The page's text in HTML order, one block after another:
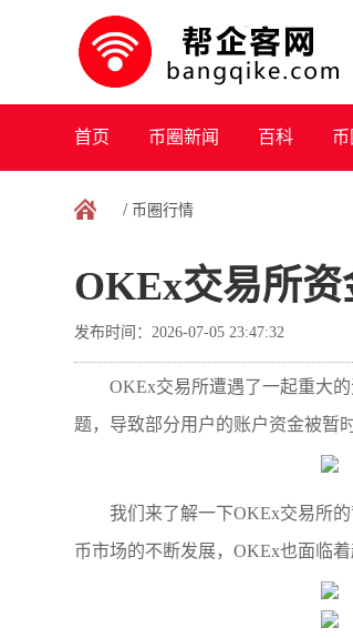
首页 币圈新闻 百科
/ 币圈行情
OKEx交易所
发布时间：2026-07-05 23:47:32
OKEx交易所遭遇了一起重大
题，导致部分用户的账户资金被暂
我们来了解一下OKEx交易所
币市场的不断发展，OKEx也面临